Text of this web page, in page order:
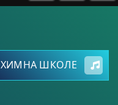
ХИМНА ШКОЛЕ